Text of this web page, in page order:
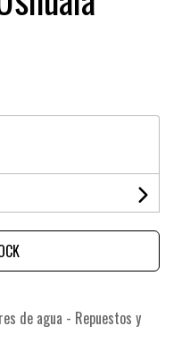
de agua - Repuestos y